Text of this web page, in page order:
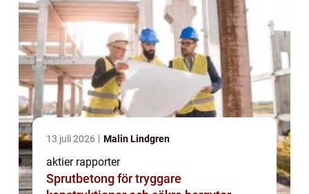
13 juli 2026 Malin Lindgren
aktier rapporter
Sprutbetong för tryggare